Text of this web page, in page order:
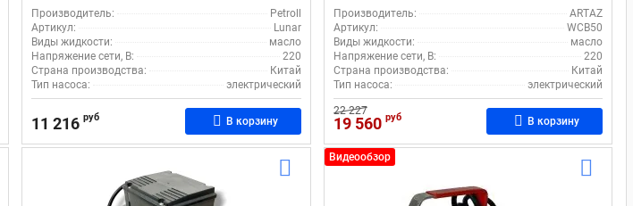
Производитель:
Petroll
Артикул:
Lunar
Виды жидкости:
масло
Напряжение сети, В:
220
Страна производства:
Китай
Тип насоса:
электрический
11 216 руб В корзину
Производитель:
ARTAZ
Артикул:
WCB50
Виды жидкости:
масло
Напряжение сети, В:
220
Страна производства:
Китай
Тип насоса:
электрический
22 227
19 560 руб В корзину
Видеообзор